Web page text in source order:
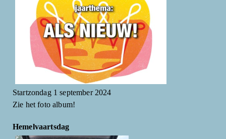
Startzondag 1 september 2024
Zie het foto album!
Hemelvaartsdag